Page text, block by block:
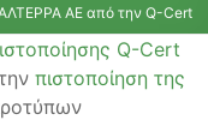
ΑΕ από την Q-Cert
Q-Cert
πιστοποίηση της